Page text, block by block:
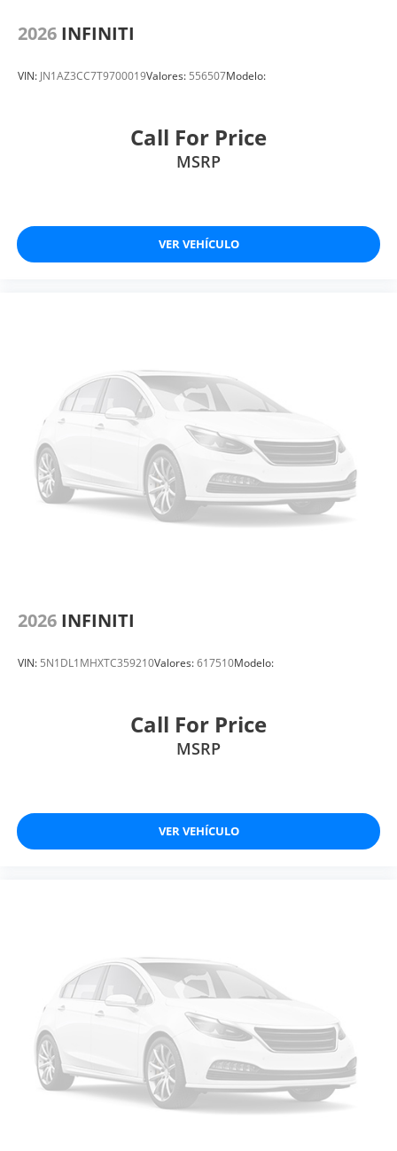
2026 INFINITI
VIN: JN1AZ3CC7T9700019Valores: 556507Modelo:
Call For Price
MSRP
VER VEHÍCULO
2026 INFINITI
VIN: 5N1DL1MHXTC359210Valores:617510Modelo:
Call For Price
MSRP
VER VEHÍCULO